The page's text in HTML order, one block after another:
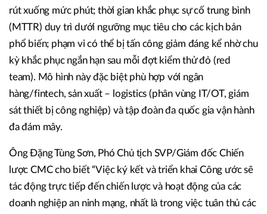
rút xuống mức phút; thời gian khắc phục sự cố trung bình
(MTTR) duy trì dưới ngưỡng mục tiêu cho các kịch bản
phổ biến; phạm vi có thể bị tấn công giảm đáng kể nhờ chu
kỳ khắc phục ngắn hạn sau mỗi đợt kiểm thử đỏ (red
team). Mô hình này đặc biệt phù hợp với ngân
hàng/fintech, sản xuất – logistics (phân vùng IT/OT, giám
sát thiết bị công nghiệp) và tập đoàn đa quốc gia vận hành
đa đám mây.
Ông Đặng Tùng Sơn, Phó Chủ tịch SVP/Giám đốc Chiến
lược CMC cho biết “Việc ký kết và triển khai Công ước sẽ
tác động trực tiếp đến chiến lược và hoạt động của các
doanh nghiệp an ninh mạng, nhất là trong việc tuân thủ các